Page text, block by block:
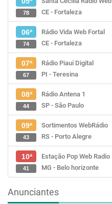
CE - Fortaleza
78
06ª
Rádio Vida Web Fortal
CE - Fortaleza
74
07ª
Rádio Piauí Digital
PI - Teresina
67
08ª
Rádio Antena 1
SP - São Paulo
44
09ª
Sortimentos WebRádio
RS - Porto Alegre
43
10ª
Estação Pop Web Radio
MG - Belo horizonte
41
Anunciantes